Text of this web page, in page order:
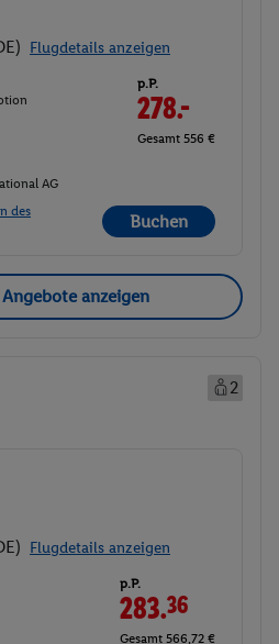
Flugdetails anzeigen
p.P.
278.-
Gesamt 556 €
AG
des
Buchen
anzeigen
2
Flugdetails anzeigen
p.P.
283.36
Gesamt 566,72 €